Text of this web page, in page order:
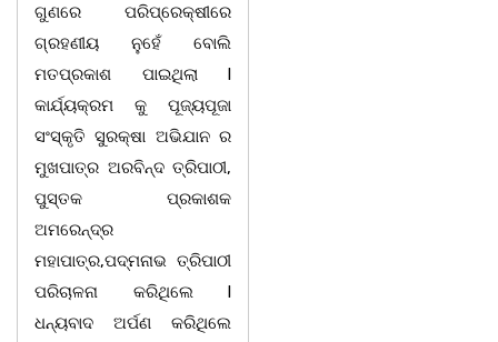
ଗୁଣରେ ପରିପ୍ରେକ୍ଷୀରେ
ଗ୍ରହଣୀୟ ନୁହେଁ ବୋଲି
ମତପ୍ରକାଶ ପାଇଥିଲା l
କାର୍ଯ୍ୟକ୍ରମ କୁ ପୂଜ୍ୟପୂଜା
ସଂସ୍କୃତି ସୁରକ୍ଷା ଅଭିଯାନ ର
ମୁଖପାତ୍ର ଅରବିନ୍ଦ ତ୍ରିପାଠୀ,
ପୁସ୍ତକ ପ୍ରକାଶକ
ଅମରେନ୍ଦ୍ର
ମହାପାତ୍ର,ପଦ୍ମନାଭ ତ୍ରିପାଠୀ
ପରିଚାଳନା କରିଥିଲେ l
ଧନ୍ୟବାଦ ଅର୍ପଣ କରିଥିଲେ